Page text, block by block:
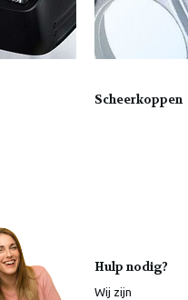
Scheerkoppen
Hulp nodig?
Wij zijn